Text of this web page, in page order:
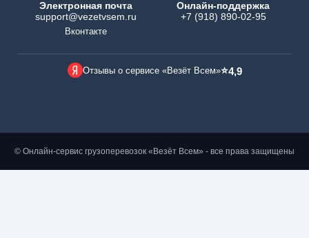
Электронная почта
support@vezetvsem.ru
Вконтакте
Онлайн-поддержка
+7 (918) 890-02-95
Отзывы о сервисе «Везёт Всем»⭐4,9
© Онлайн-сервис грузоперевозок «Везёт Всем» - все права защищены